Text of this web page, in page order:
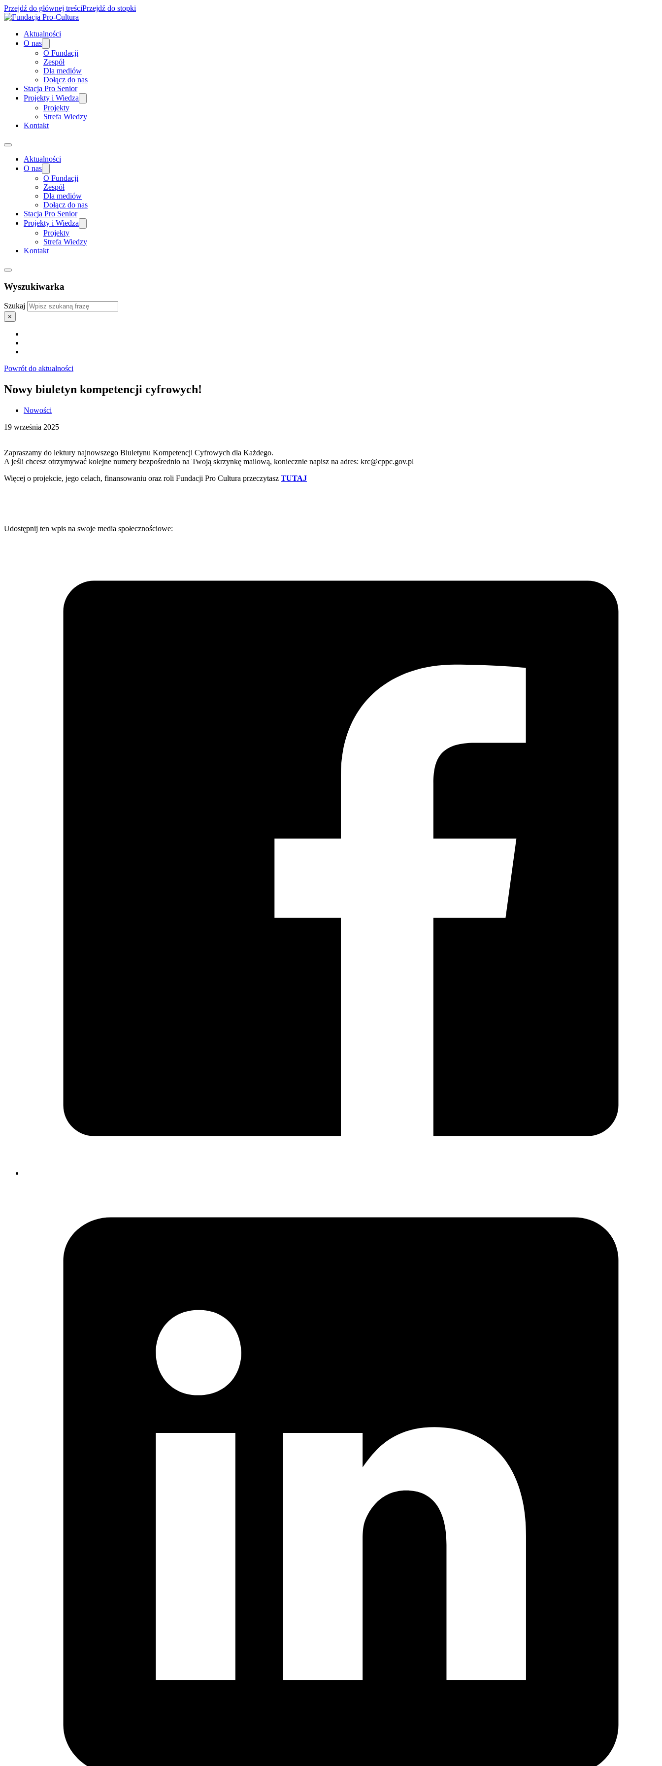
Przejdź do głównej treściPrzejdź do stopki
Aktualności
O nas
O Fundacji
Zespół
Dla mediów
Dołącz do nas
Stacja Pro Senior
Projekty i Wiedza
Projekty
Strefa Wiedzy
Kontakt
Aktualności
O nas
O Fundacji
Zespół
Dla mediów
Dołącz do nas
Stacja Pro Senior
Projekty i Wiedza
Projekty
Strefa Wiedzy
Kontakt
Wyszukiwarka
Szukaj
×
Powrót do aktualności
Nowy biuletyn kompetencji cyfrowych!
Nowości
19 września 2025
Zapraszamy do lektury najnowszego Biuletynu Kompetencji Cyfrowych dla Każdego.
A jeśli chcesz otrzymywać kolejne numery bezpośrednio na Twoją skrzynkę mailową, koniecznie napisz na adres: krc@cppc.gov.pl
Więcej o projekcie, jego celach, finansowaniu oraz roli Fundacji Pro Cultura przeczytasz TUTAJ
Udostępnij ten wpis na swoje media społecznościowe: